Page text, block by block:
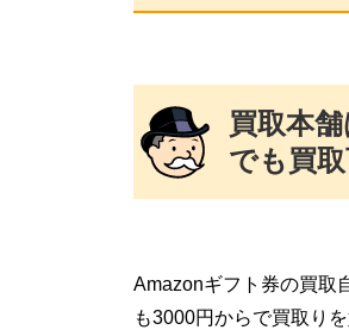
買取本
でも買
Amazonギフト券の買取
も3000円からで買取り